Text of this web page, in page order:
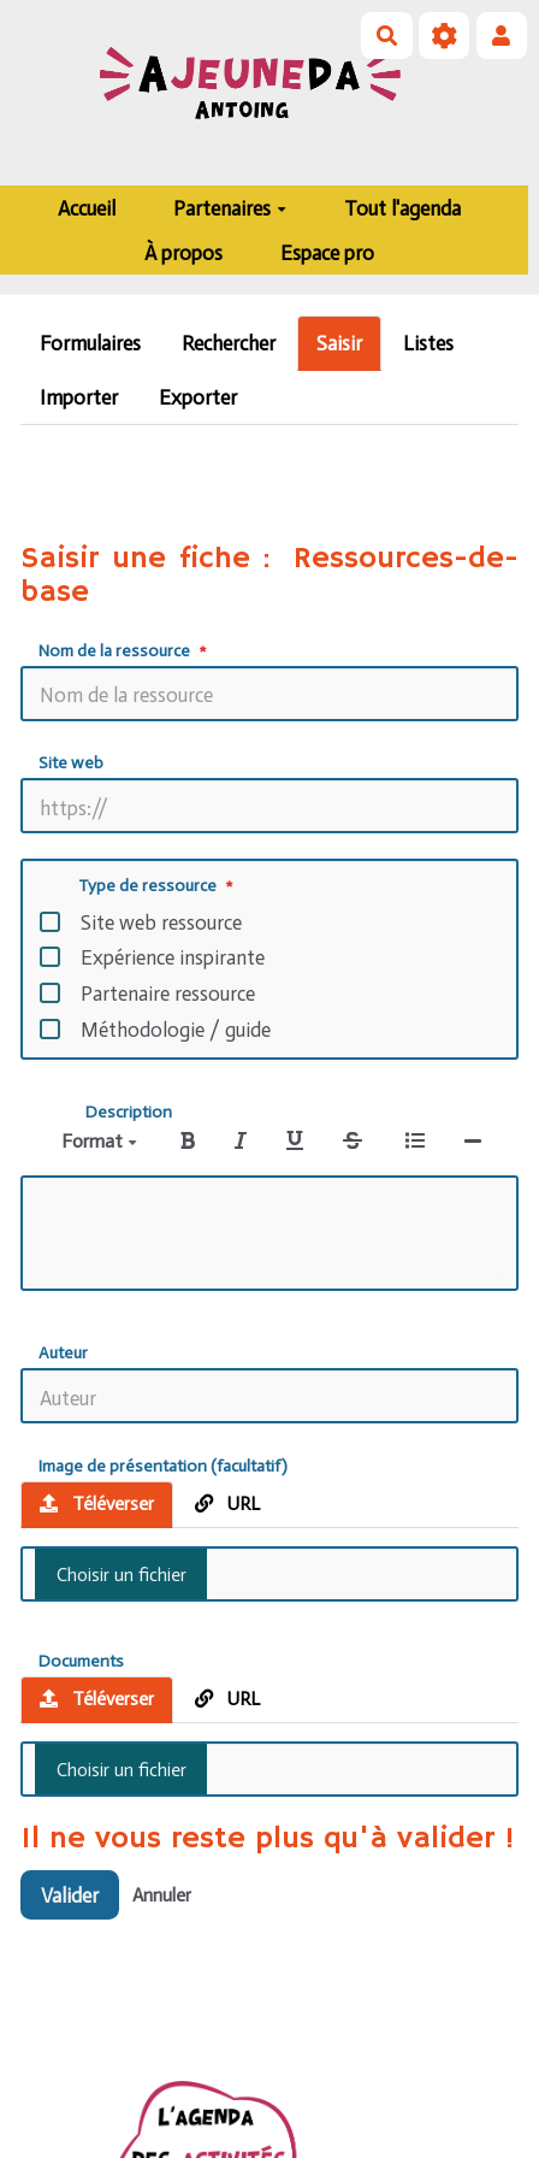
Accueil Partenaires
Tout l'agenda
À propos
Espace pro
Rechercher
Formulaires Rechercher Saisir Listes
Importer Exporter
Saisir une fiche : Ressources-de-
base
Nom de la ressource
Site web
Type de ressource
Site web ressource
Expérience inspirante
Partenaire ressource
Méthodologie / guide
Description
Format
Auteur
Image de présentation (facultatif)
Téléverser URL
Documents
Téléverser URL
Il ne vous reste plus qu'à valider !
Valider Annuler